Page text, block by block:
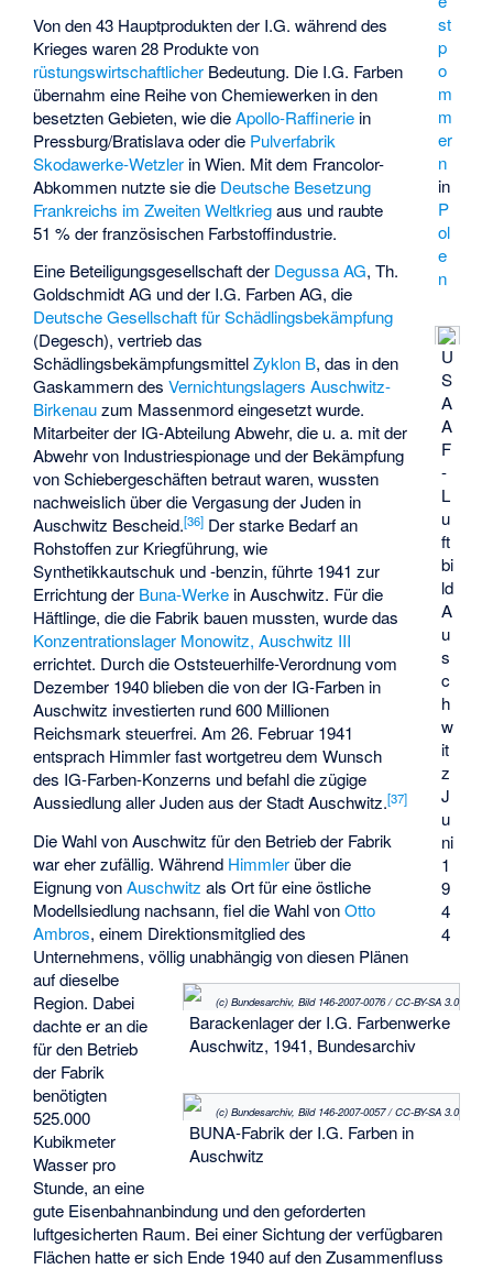
st
p
o
m
m
er
n
in
P
ol
e
n
U
S
A
A
F
-
L
u
ft
bi
ld
A
u
s
c
h
w
it
z
J
u
ni
1
9
4
4
(c) Bundesarchiv, Bild 146-2007-0076 / CC-BY-SA 3.0
Barackenlager der I.G. Farbenwerke
Auschwitz, 1941, Bundesarchiv
(c) Bundesarchiv, Bild 146-2007-0057 / CC-BY-SA 3.0
BUNA-Fabrik der I.G. Farben in
Auschwitz
Von den 43 Hauptprodukten der I.G. während des
Krieges waren 28 Produkte von
rüstungswirtschaftlicher Bedeutung. Die I.G. Farben
übernahm eine Reihe von Chemiewerken in den
besetzten Gebieten, wie dieApollo-Raffinerie in
Pressburg/Bratislava oder die Pulverfabrik
Skodawerke-Wetzler in Wien. Mit dem Francolor-
Abkommen nutzte sie die Deutsche Besetzung
Frankreichs im Zweiten Weltkriegaus und raubte
51 % der französischen Farbstoffindustrie.
Eine Beteiligungsgesellschaft der Degussa AG,Th.
Goldschmidt AG und der I.G. Farben AG, die
Deutsche Gesellschaft für Schädlingsbekämpfung
(Degesch), vertrieb das
SchädlingsbekämpfungsmittelZyklon B, das in den
Gaskammern desVernichtungslagers Auschwitz-
Birkenauzum Massenmord eingesetzt wurde.
Mitarbeiter der IG-Abteilung Abwehr, die u. a. mit der
Abwehr von Industriespionage und der Bekämpfung
von Schiebergeschäften betraut waren, wussten
nachweislich über die Vergasung der Juden in
Auschwitz Bescheid.[36] Der starke Bedarf an
Rohstoffen zur Kriegführung, wie
Synthetikkautschuk und -benzin, führte 1941 zur
Errichtung der Buna-Werke in Auschwitz. Für die
Häftlinge, die die Fabrik bauen mussten, wurde das
Konzentrationslager Monowitz, Auschwitz III
errichtet. Durch die Oststeuerhilfe-Verordnung vom
Dezember 1940 blieben die von der IG-Farben in
Auschwitz investierten rund 600 Millionen
Reichsmark steuerfrei. Am 26. Februar 1941
entsprach Himmler fast wortgetreu dem Wunsch
des IG-Farben-Konzerns und befahl die zügige
Aussiedlung aller Juden aus der Stadt Auschwitz.[37]
Die Wahl von Auschwitz für den Betrieb der Fabrik
war eher zufällig. Während Himmler über die
Eignung vonAuschwitz als Ort für eine östliche
Modellsiedlung nachsann, fiel die Wahl vonOtto
Ambros, einem Direktionsmitglied des
Unternehmens, völlig unabhängig von diesen Plänen
auf dieselbe
Region. Dabei
dachte er an die
für den Betrieb
der Fabrik
benötigten
525.000
Kubikmeter
Wasser pro
Stunde, an eine
gute Eisenbahnanbindung und den geforderten
luftgesicherten Raum. Bei einer Sichtung der verfügbaren
Flächen hatte er sich Ende 1940 auf den Zusammenfluss